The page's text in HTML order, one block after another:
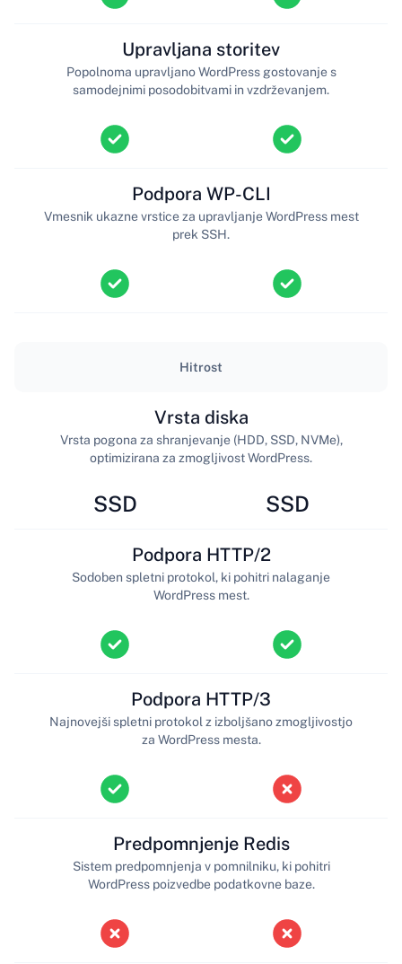
Upravljana storitev
Popolnoma upravljano WordPress gostovanje s
samodejnimi posodobitvami in vzdrževanjem.
Podpora WP-CLI
Vmesnik ukazne vrstice za upravljanje WordPress mest
prek SSH.
Hitrost
SSD
Vrsta diska
Vrsta pogona za shranjevanje (HDD, SSD, NVMe),
optimizirana za zmogljivost WordPress.
SSD
Podpora HTTP/2
Sodoben spletni protokol, ki pohitri nalaganje
WordPress mest.
Podpora HTTP/3
Najnovejši spletni protokol z izboljšano zmogljivostjo
za WordPress mesta.
Predpomnjenje Redis
Sistem predpomnjenja v pomnilniku, ki pohitri
WordPress poizvedbe podatkovne baze.